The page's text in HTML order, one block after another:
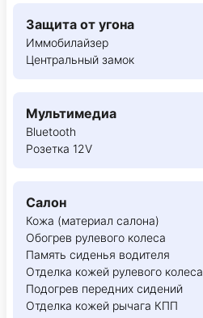
Защита от угона
Иммобилайзер
Центральный замок
Мультимедиа
Bluetooth
Розетка 12V
Салон
Кожа (материал салона)
Обогрев рулевого колеса
Память сиденья водителя
Отделка кожей рулевого колеса
Подогрев передних сидений
Отделка кожей рычага КПП